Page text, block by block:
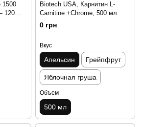
1500
120
Biotech USA, Карнитин L-
Carnitine +Chrome, 500 мл
0 грн
Вкус
Апельсин Грейпфрут
Яблочная груша
Объем
500 мл